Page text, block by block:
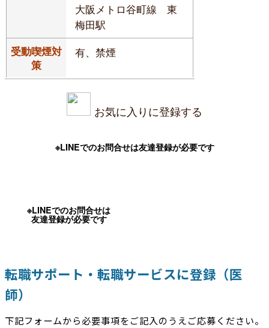
大阪メトロ谷町線 東
梅田駅
受動喫煙対
策
有、禁煙
お気に入りに登録する
※LINEでのお問合せは友達登録が必要です
※LINEでのお問合せは
友達登録が必要です
転職サポート・転職サービスに登録（医
師）
下記フォームから必要事項をご記入のうえご応募ください。